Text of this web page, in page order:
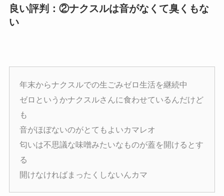
良い評判：②ナクスルは音がなくて臭くもな
い
年末からナクスルでの生ごみゼロ生活を継続中
ゼロというかナクスルさんに食わせているんだけど
も
音がほぼないのがとてもよいカマレオ
匂いは不思議な味噌みたいなものが蓋を開けるとす
る
開けなければまったくしないんカマ